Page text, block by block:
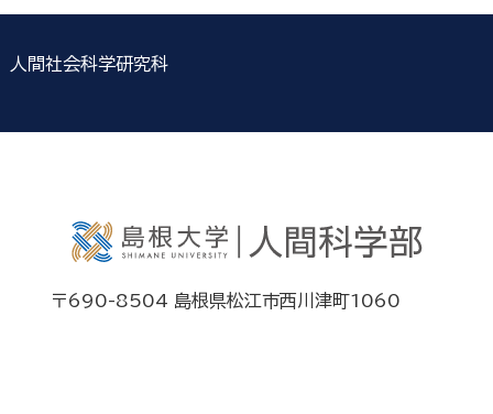
人間社会科学研究科
〒690-8504 島根県松江市西川津町1060